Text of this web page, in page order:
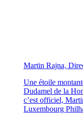
Martin Rajna,
Une étoile
Dudamel de la
c’est officiel,
Luxembourg